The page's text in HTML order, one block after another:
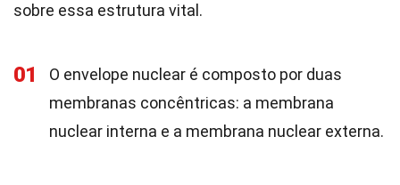
sobre essa estrutura vital.
01
O envelope nuclear é composto por duas
membranas concêntricas: a membrana
nuclear interna e a membrana nuclear externa.